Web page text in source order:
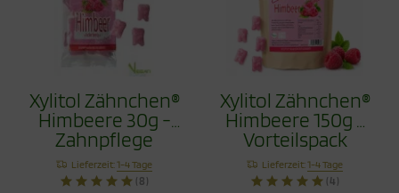
Xylitol Zähnchen®
Himbeere 30g -
Zahnpflege
Bonbons
Lieferzeit:1-4 Tage
(8)
Xylitol Zähnchen®
Himbeere 150g -
Vorteilspack
Lieferzeit:1-4 Tage
(4)